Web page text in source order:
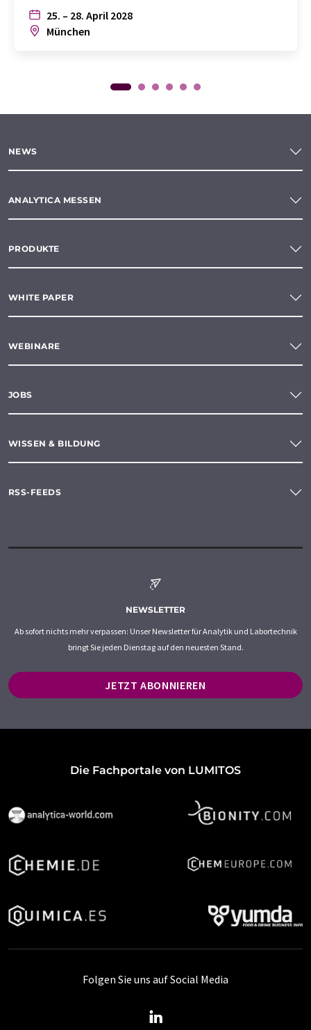
25. – 28. April 2028
München
NEWS
ANALYTICA MESSEN
PRODUKTE
WHITE PAPER
WEBINARE
JOBS
WISSEN & BILDUNG
RSS-FEEDS
NEWSLETTER
Ab sofort nichts mehr verpassen: Unser Newsletter für Analytik und Labortechnik
bringt Sie jeden Dienstag auf den neuesten Stand.
JETZT ABONNIEREN
Die Fachportale von LUMITOS
Folgen Sie uns auf Social Media